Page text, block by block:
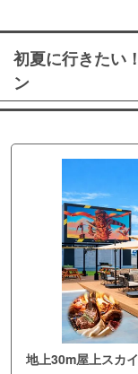
初夏に行きたい
ン
地上30m屋上スカ